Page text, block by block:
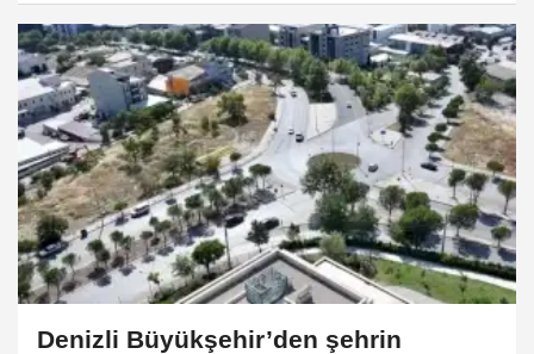
Denizli Büyükşehir’den şehrin